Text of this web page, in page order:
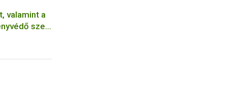
valamint a
szer